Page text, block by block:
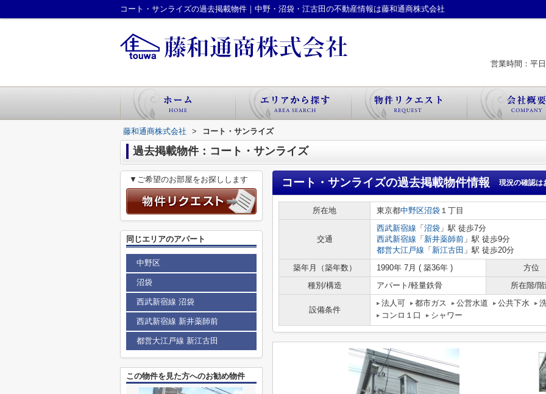
コート・サンライズの過去掲載物件｜中野・沼袋・江古田の不動産情報は藤和通商株式会社
営業時間：平
藤和通商株式会社 > コート・サンライズ
過去掲載物件：コート・サンライズ
コート・サンライズの過去掲載物件情報 現況の確認は
所在地 東京都中野区沼袋 １丁目
交通
西武新宿線 「 沼袋 」駅 徒歩7分
西武新宿線 「 新井薬師前 」駅 徒歩9分
都営大江戸線 「 新江古田 」駅 徒歩20分
築年月（築年数）
1990年 7月 ( 築36年 ) 方位
種別/構造
アパート/軽量鉄骨 所在階/階
設備条件
法人可 都市ガス 公営水道 公共下水
コンロ１口
シャワー
▼ご希望のお部屋をお探しします
同じエリアのアパート
中野区
沼袋
西武新宿線 沼袋
西武新宿線 新井薬師前
都営大江戸線 新江古田
この物件を見た方へのお勧め物件